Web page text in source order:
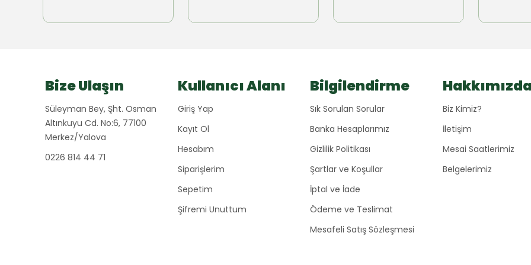
Bize Ulaşın
Süleyman Bey, Şht. Osman
Altınkuyu Cd. No:6, 77100
Merkez/Yalova
0226 814 44 71
Kullanıcı Alanı
Giriş Yap
Kayıt Ol
Hesabım
Siparişlerim
Sepetim
Şifremi Unuttum
Bilgilendirme
Sık Sorulan Sorular
Banka Hesaplarımız
Gizlilik Politikası
Şartlar ve Koşullar
İptal ve İade
Ödeme ve Teslimat
Mesafeli Satış Sözleşmesi
Biz Kimiz?
İletişim
Mesai Saatlerimiz
Belgelerimiz